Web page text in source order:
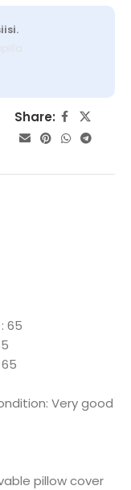
Share:
65
Very good
pillow cover